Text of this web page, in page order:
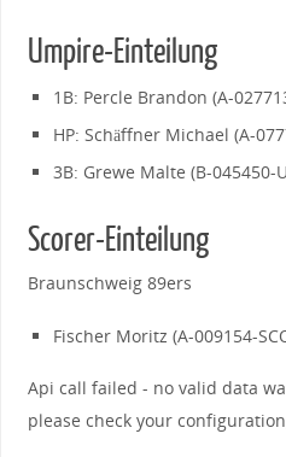
Umpire-Einteilung
1B: Percle Brandon (A-
HP: Schäffner Michael (A-
3B: Grewe Malte (B-045450-
Scorer-Einteilung
Braunschweig 89ers
Fischer Moritz (A-009154-
Api call failed - no valid data
please check your